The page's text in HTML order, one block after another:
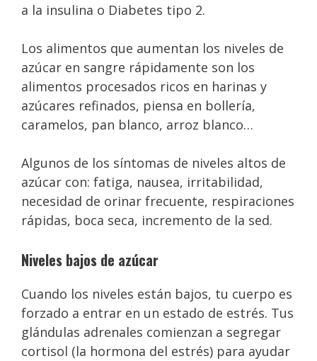
a la insulina o Diabetes tipo 2.
Los alimentos que aumentan los niveles de
azúcar en sangre rápidamente son los
alimentos procesados ricos en harinas y
azúcares refinados, piensa en bollería,
caramelos, pan blanco, arroz blanco…
Algunos de los síntomas de niveles altos de
azúcar con: fatiga, nausea, irritabilidad,
necesidad de orinar frecuente, respiraciones
rápidas, boca seca, incremento de la sed.
Niveles bajos de azúcar
Cuando los niveles están bajos, tu cuerpo es
forzado a entrar en un estado de estrés. Tus
glándulas adrenales comienzan a segregar
cortisol (la hormona del estrés) para ayudar